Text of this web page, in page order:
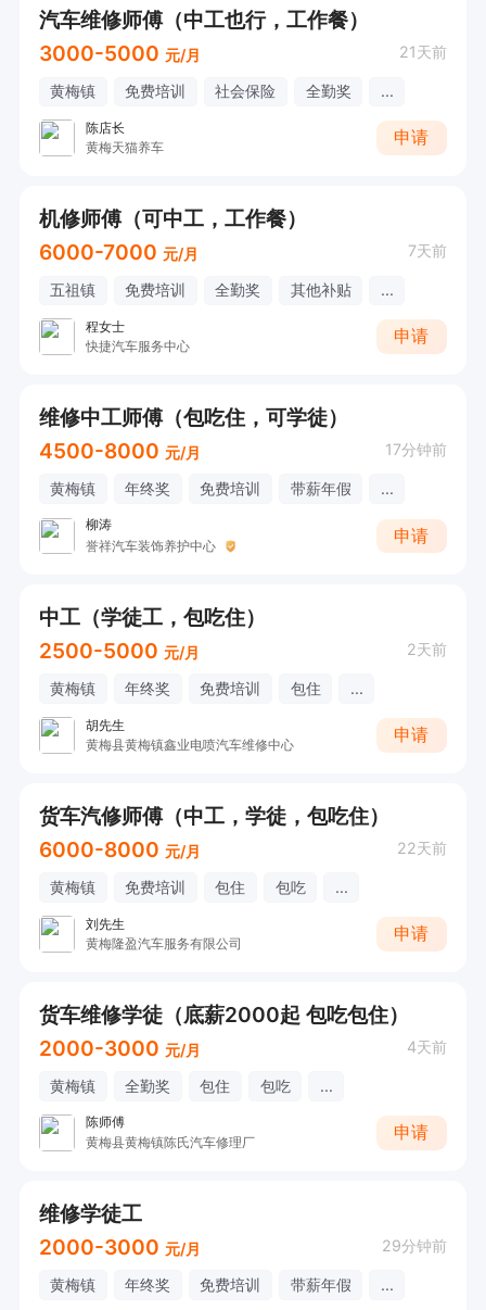
汽车维修师傅（中工也行，工作餐）
3000-5000 元/月 21天前
黄梅镇 免费培训 社会保险 全勤奖 ...
陈店长
黄梅天猫养车
申请
机修师傅（可中工，工作餐）
6000-7000 元/月 7天前
五祖镇 免费培训 全勤奖 其他补贴 ...
程女士
快捷汽车服务中心
申请
维修中工师傅（包吃住，可学徒）
4500-8000 元/月 17分钟前
黄梅镇 年终奖 免费培训 带薪年假 ...
柳涛
誉祥汽车装饰养护中心
申请
中工（学徒工，包吃住）
2500-5000 元/月 2天前
黄梅镇 年终奖 免费培训 包住 ...
胡先生
黄梅县黄梅镇鑫业电喷汽车维修中心
申请
货车汽修师傅（中工，学徒，包吃住）
6000-8000 元/月 22天前
黄梅镇 免费培训 包住 包吃 ...
刘先生
黄梅隆盈汽车服务有限公司
申请
货车维修学徒（底薪2000起 包吃包住）
2000-3000 元/月 4天前
黄梅镇 全勤奖 包住 包吃 ...
陈师傅
黄梅县黄梅镇陈氏汽车修理厂
申请
维修学徒工
2000-3000 元/月 29分钟前
黄梅镇 年终奖 免费培训 带薪年假 ...